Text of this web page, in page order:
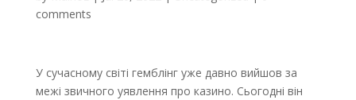
comments
У сучасному світі гемблінг уже давно вийшов за
межі звичного уявлення про казино. Сьогодні він